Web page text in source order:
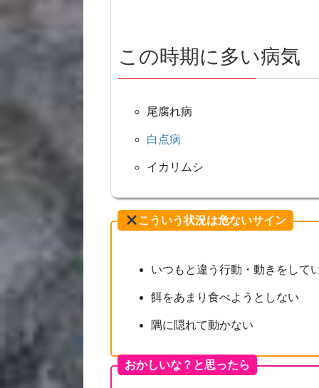
この時期に多い病気
尾腐れ病
白点病
イカリムシ
こういう状況は危ないサイン
いつもと違う行動・動きをして
餌をあまり食べようとしない
隅に隠れて動かない
おかしいな？と思ったら